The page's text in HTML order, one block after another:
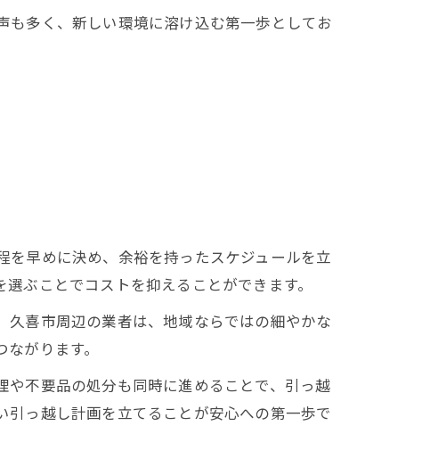
も多く、新しい環境に溶け込む第一歩としてお
早めに決め、余裕を持ったスケジュールを立
ぶことでコストを抑えることができます。
喜市周辺の業者は、地域ならではの細やかな
がります。
不要品の処分も同時に進めることで、引っ越
っ越し計画を立てることが安心への第一歩で